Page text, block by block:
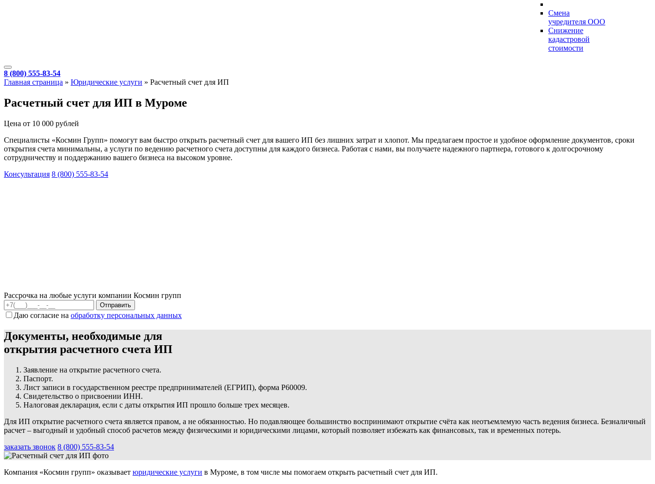
Смена
учредителя ООО
Снижение
кадастровой
стоимости
8 (800) 555-83-54
Главная страница » Юридические услуги » Расчетный счет для ИП
Расчетный счет для ИП в Муроме
Цена от 10 000 рублей
Специалисты «Космин Групп» помогут вам быстро открыть расчетный счет для вашего ИП без лишних затрат и хлопот. Мы предлагаем простое и удобное оформление документов, сроки
открытия счета минимальны, а услуги по ведению расчетного счета доступны для каждого бизнеса. Работая с нами, вы получаете надежного партнера, готового к долгосрочному
сотрудничеству и поддержанию вашего бизнеса на высоком уровне.
Консультация 8 (800) 555-83-54
Рассрочка на любые услуги компании Космин групп
Даю согласие на обработку персональных данных
Документы, необходимые для
открытия расчетного счета ИП
Заявление на открытие расчетного счета.
Паспорт.
Лист записи в государственном реестре предпринимателей (ЕГРИП), форма Р60009.
Свидетельство о присвоении ИНН.
Налоговая декларация, если с даты открытия ИП прошло больше трех месяцев.
Для ИП открытие расчетного счета является правом, а не обязанностью. Но подавляющее большинство воспринимают открытие счёта как неотъемлемую часть ведения бизнеса. Безналичный
расчет – выгодный и удобный способ расчетов между физическими и юридическими лицами, который позволяет избежать как финансовых, так и временных потерь.
заказать звонок 8 (800) 555-83-54
Компания «Космин групп» оказывает юридические услуги в Муроме, в том числе мы помогаем открыть расчетный счет для ИП.